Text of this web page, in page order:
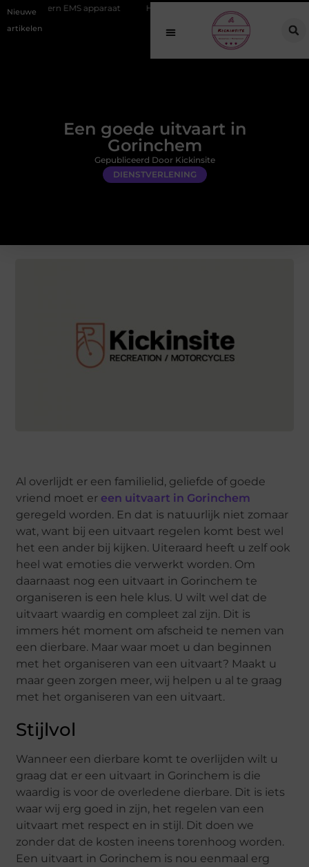
Nieuwe
artikelen
apparaat Hoe online vindbaarheid verandert in 2026
Een goede uitvaart in
Gorinchem
DIENSTVERLENING
Gepubliceerd Door Kickinsite
Al overlijdt er een familielid, geliefde of goede
vriend moet er een uitvaart in Gorinchem
geregeld worden. En dat is natuurlijk niet zomaar
wat, want bij een uitvaart regelen komt best wel
het een ander bij kijken. Uiteraard heeft u zelf ook
heel wat emoties die verwerkt worden. Om
daarnaast nog een uitvaart in Gorinchem te
organiseren is een hele klus. U wilt wel dat de
uitvaart waardig en compleet zal zijn. Dit is
immers hét moment om afscheid te nemen van
een dierbare. Maar waar moet u dan beginnen
met het organiseren van een uitvaart? Maakt u
maar geen zorgen meer, wij helpen u al te graag
met het organiseren van een uitvaart.
Stijlvol
Wanneer een dierbare komt te overlijden wilt u
graag dat er een uitvaart in Gorinchem is die
waardig is voor de overledene dierbare. Dit is iets
waar wij erg goed in zijn, het regelen van een
uitvaart met respect en in stijl. Dit doen we
zonder dat de kosten ineens torenhoog worden.
Een uitvaart in Gorinchem is nou eenmaal erg